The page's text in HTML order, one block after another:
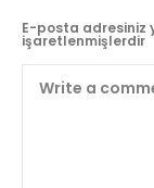
E-posta adresiniz
işaretlenmişlerdir